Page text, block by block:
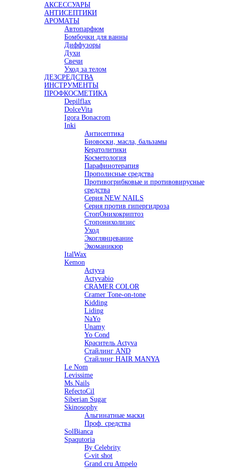
АКСЕССУАРЫ
АНТИСЕПТИКИ
АРОМАТЫ
Автопарфюм
Бомбочки для ванны
Диффузоры
Духи
Свечи
Уход за телом
ДЕЗСРЕДСТВА
ИНСТРУМЕНТЫ
ПРОФКОСМЕТИКА
Depilflax
DolceVita
Igora Bonacrom
Inki
Антисептика
Биовоски, масла, бальзамы
Кератолитики
Косметология
Парафинотерапия
Прополисные средства
Противогрибковые и противовирусные
средства
Серия NEW NAILS
Серия против гипергидроза
СтопОнихокриптоз
Стопонихолизис
Уход
Экоглянцевание
Экоманикюр
ItalWax
Kemon
Actyva
Actyvabio
CRAMER COLOR
Cramer Tone-on-tone
Kidding
Liding
NaYo
Unamy
Yo Cond
Краситель Actyva
Стайлинг AND
Стайлинг HAIR MANYA
Le Nom
Levissime
Ms.Nails
RefectoCil
Siberian Sugar
Skinosophy
Альгинатные маски
Проф. средства
SolBianca
Spaqutoria
By Celebrity
C-vit shot
Grand cru Ampelo